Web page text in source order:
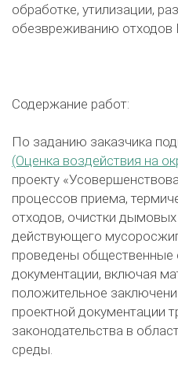
обработке, утилизации,
обезвреживанию отходов
Содержание работ:
По заданию заказчика
(Оценка воздействия на
проекту
процессов приема,
отходов, очистки
действующего
проведены общественные
документации, включая
положительное
проектной документации
законодательства в
среды.